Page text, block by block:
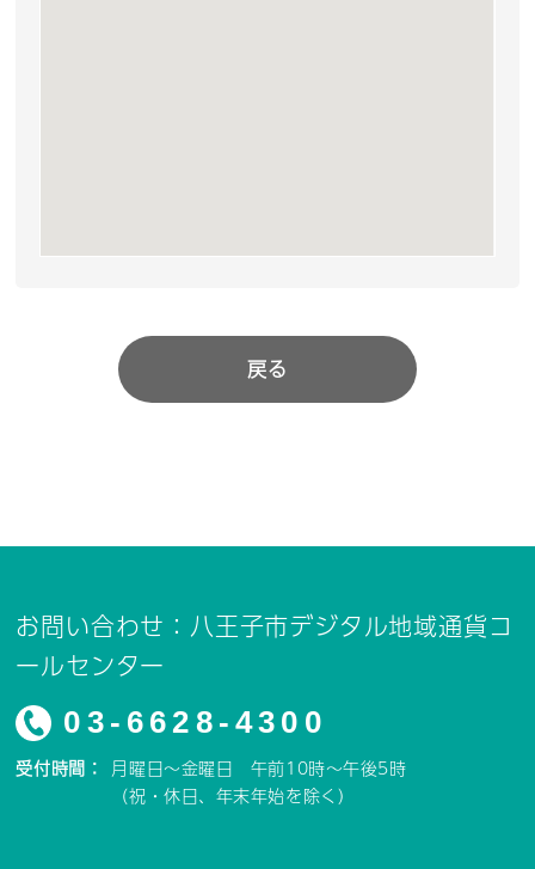
戻る
お問い合わせ：八王子市デジタル地域通貨コ
ールセンター
03-6628-4300
受付時間： 月曜日～金曜日 午前10時～午後5時
（祝・休日、年末年始を除く）